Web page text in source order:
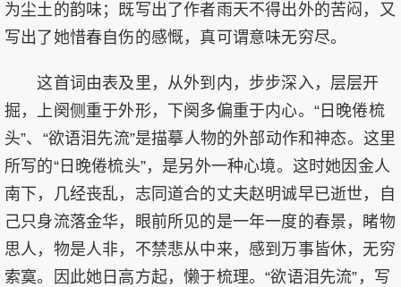
为尘土的韵味；既写出了作者雨天不得出外的苦闷，又
写出了她惜春自伤的感慨，真可谓意味无穷尽。
这首词由表及里，从外到内，步步深入，层层开
掘，上阕侧重于外形，下阕多偏重于内心。“日晚倦梳
头”、“欲语泪先流”是描摹人物的外部动作和神态。这里
所写的“日晚倦梳头”，是另外一种心境。这时她因金人
南下，几经丧乱，志同道合的丈夫赵明诚早已逝世，自
己只身流落金华，眼前所见的是一年一度的春景，睹物
思人，物是人非，不禁悲从中来，感到万事皆休，无穷
索寞。因此她日高方起，懒于梳理。“欲语泪先流”，写